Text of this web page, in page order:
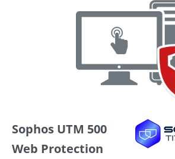
Sophos UTM 500
Web Protection